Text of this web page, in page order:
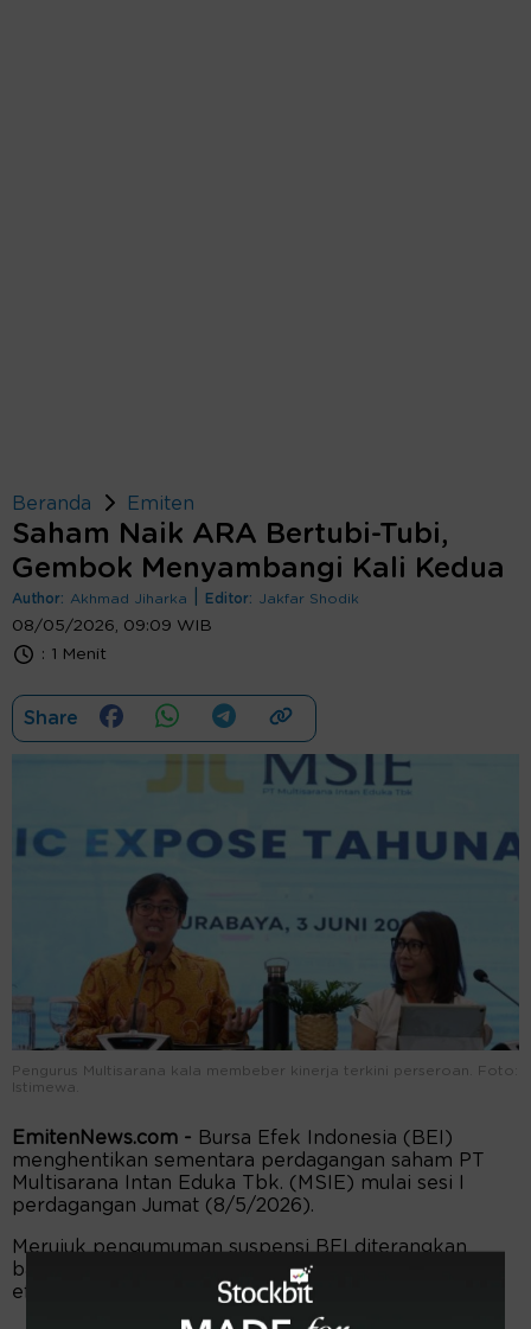
Beranda Emiten
Saham Naik ARA Bertubi-Tubi,
Gembok Menyambangi Kali Kedua
Author: Akhmad Jiharka Editor: Jakfar Shodik
08/05/2026, 09:09 WIB
: 1 Menit
Share
Pengurus Multisarana kala membeber kinerja terkini perseroan. Foto:
Istimewa.
EmitenNews.com - Bursa Efek Indonesia (BEI)
menghentikan sementara perdagangan saham PT
Multisarana Intan Eduka Tbk. (MSIE) mulai sesi I
perdagangan Jumat (8/5/2026).
Merujuk pengumuman suspensi BEI diterangkan
bahwa hal ini diambil untuk menjaga perdagangan
efek yang teratur, wajar, dan efisien.